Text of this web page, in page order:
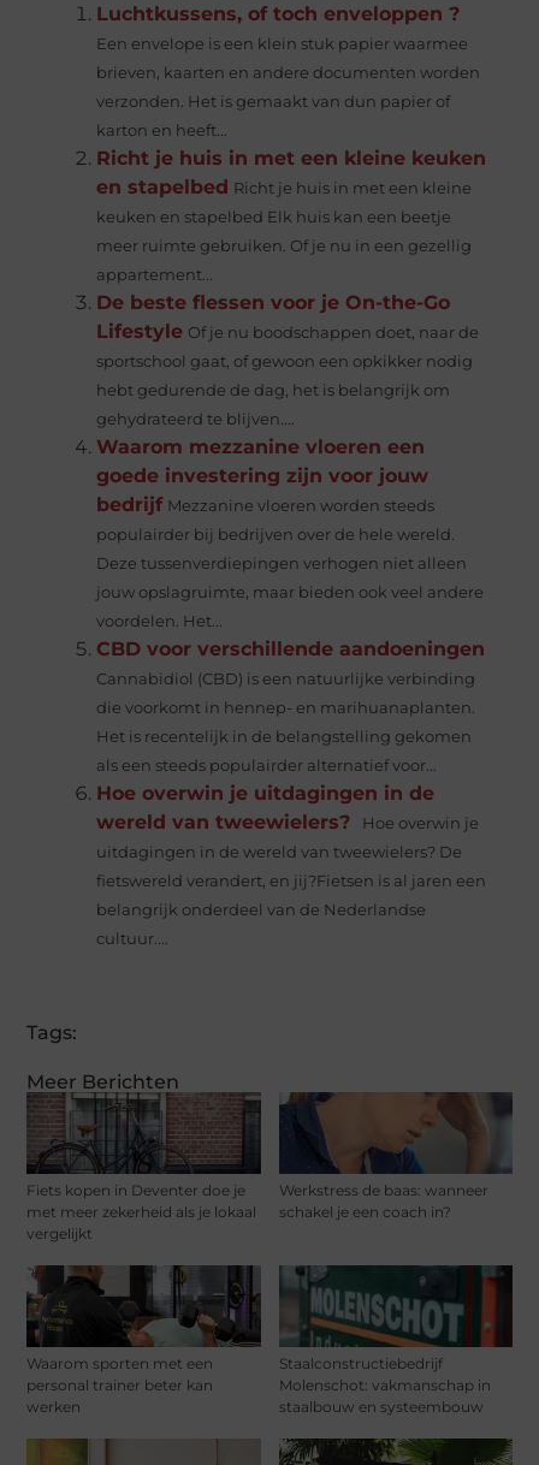
Meer Berichten
Fiets kopen in Deventer doe je
met meer zekerheid als je lokaal
vergelijkt
Werkstress de baas: wanneer
schakel je een coach in?
Waarom sporten met een
personal trainer beter kan
werken
Staalconstructiebedrijf
Molenschot: vakmanschap in
staalbouw en systeembouw
Luchtkussens, of toch enveloppen ?
Een envelope is een klein stuk papier waarmee
brieven, kaarten en andere documenten worden
verzonden. Het is gemaakt van dun papier of
karton en heeft...
Richt je huis in met een kleine keuken
en stapelbed Richt je huis in met een kleine
keuken en stapelbed Elk huis kan een beetje
meer ruimte gebruiken. Of je nu in een gezellig
appartement...
De beste flessen voor je On-the-Go
Lifestyle Of je nu boodschappen doet, naar de
sportschool gaat, of gewoon een opkikker nodig
hebt gedurende de dag, het is belangrijk om
gehydrateerd te blijven....
Waarom mezzanine vloeren een
goede investering zijn voor jouw
bedrijf Mezzanine vloeren worden steeds
populairder bij bedrijven over de hele wereld.
Deze tussenverdiepingen verhogen niet alleen
jouw opslagruimte, maar bieden ook veel andere
voordelen. Het...
CBD voor verschillende aandoeningen
Cannabidiol (CBD) is een natuurlijke verbinding
die voorkomt in hennep- en marihuanaplanten.
Het is recentelijk in de belangstelling gekomen
als een steeds populairder alternatief voor...
Hoe overwin je uitdagingen in de
wereld van tweewielers?
Hoe overwin je
uitdagingen in de wereld van tweewielers? De
fietswereld verandert, en jij?Fietsen is al jaren een
belangrijk onderdeel van de Nederlandse
cultuur....
Tags: